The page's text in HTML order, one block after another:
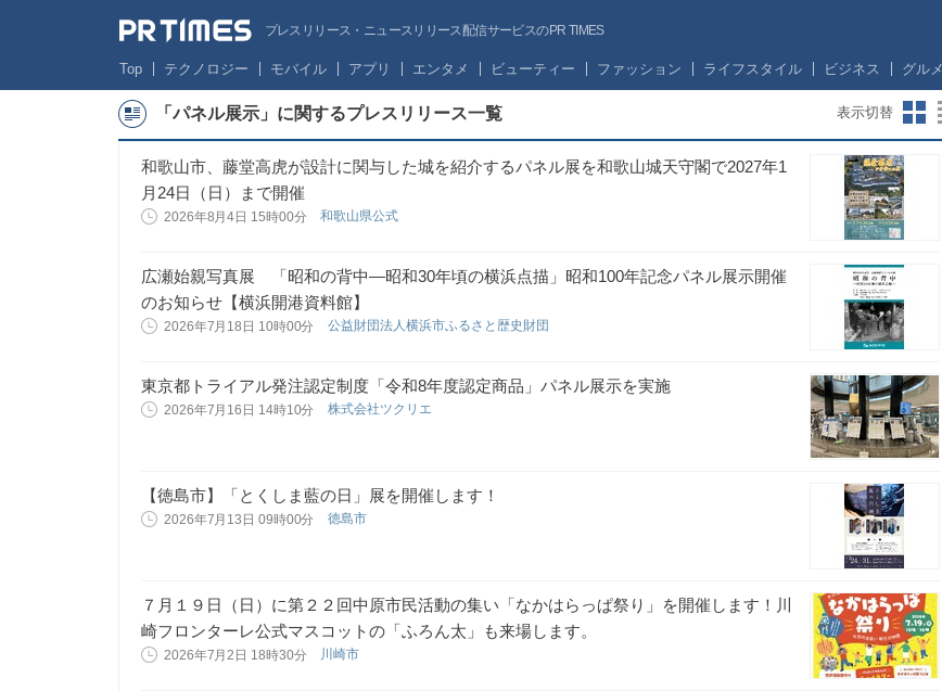
プレスリリース・ニュースリリース配信サービスのPR TIMES
Top テクノロジー モバイル アプリ エンタメ ビューティー ファッション ライフスタイル ビジネス グルメ
「パネル展示」に関するプレスリリース一覧 表示切替
和歌山市、藤堂高虎が設計に関与した城を紹介するパネル展を和歌山城天守閣で2027年1
月24日（日）まで開催
2026年8月4日 15時00分 和歌山県公式
広瀬始親写真展 「昭和の背中―昭和30年頃の横浜点描」昭和100年記念パネル展示開催
のお知らせ【横浜開港資料館】
2026年7月18日 10時00分 公益財団法人横浜市ふるさと歴史財団
東京都トライアル発注認定制度「令和8年度認定商品」パネル展示を実施
2026年7月16日 14時10分 株式会社ツクリエ
【徳島市】「とくしま藍の日」展を開催します！
2026年7月13日 09時00分 徳島市
７月１９日（日）に第２２回中原市民活動の集い「なかはらっぱ祭り」を開催します！川
崎フロンターレ公式マスコットの「ふろん太」も来場します。
2026年7月2日 18時30分 川崎市